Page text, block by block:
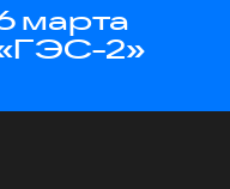
марта
2»